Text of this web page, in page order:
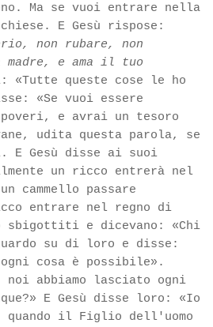
Ma se vuoi entrare nella
E Gesù rispose:
non rubare, non
madre, e ama il tuo
queste cose le ho
«Se vuoi essere
e avrai un tesoro
udita questa parola, se
E Gesù disse ai suoi
un ricco entrerà nel
passare
entrare nel regno di
sbigottiti e dicevano: «Chi
su di loro e disse:
cosa è possibile».
abbiamo lasciato ogni
E Gesù disse loro: «Io
il Figlio dell'uomo